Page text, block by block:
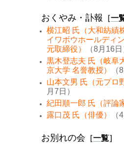
おくやみ・訃報 ［一
横江昭 氏（大和紡績
イワボウホールディ
元取締役）
（8月16日
黒木登志夫 氏（岐阜
京大学 名誉教授）
（
山本文男 氏（元プロ
月7日）
紀田順一郎 氏（評論
露口茂 氏（俳優）
（
お別れの会 ［一覧］